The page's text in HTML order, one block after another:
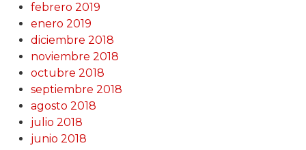
febrero 2019
enero 2019
diciembre 2018
noviembre 2018
octubre 2018
septiembre 2018
agosto 2018
julio 2018
junio 2018